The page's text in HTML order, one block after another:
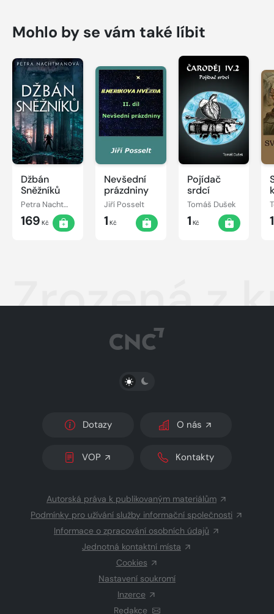
Mohlo by se vám také líbit
Džbán
Sněžníků
Petra Nachtmanová
169 Kč
Nevšední
prázdniny
Jiří Posselt
1 Kč
Pojídač
srdcí
Tomáš Dušek
1 Kč
Zrozená z
PŘEPNOUT SVĚTLÝ/TMAVÝ REŽIM
Dotazy O nás
VOP Kontakty
Autorská práva k publikovaným materiálům
Podmínky pro užívání služby informační společnosti
Informace o zpracování osobních údajů
Jednotná kontaktní místa
Cookies
Nastavení soukromí
Inzerce
Redakce